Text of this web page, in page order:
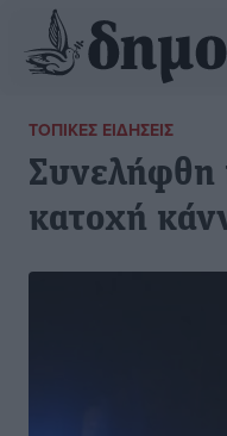
ΤΟΠΙΚΈΣ ΕΙΔΉΣΕΙΣ
Συνελήφθη
κατοχή